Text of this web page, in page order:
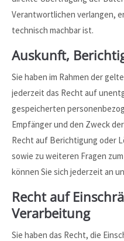
Verantwortlichen verlangen,
technisch machbar ist.
Auskunft,
Sie haben im Rahmen der
jederzeit das Recht auf
gespeicherten
Empfänger und den Zweck
Recht auf Berichtigung oder
sowie zu weiteren Fragen
können Sie sich jederzeit an
Recht auf
Verarbeitung
Sie haben das Recht, die